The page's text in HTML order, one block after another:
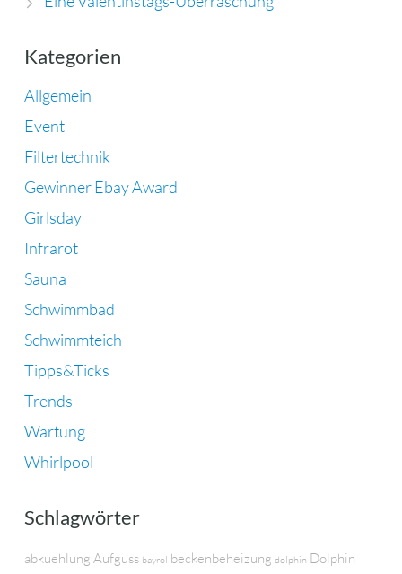
Kategorien
Allgemein
Event
Filtertechnik
Gewinner Ebay Award
Girlsday
Infrarot
Sauna
Schwimmbad
Schwimmteich
Tipps&Ticks
Trends
Wartung
Whirlpool
Schlagwörter
abkuehlung Aufguss bayrol beckenbeheizung dolphin Dolphin